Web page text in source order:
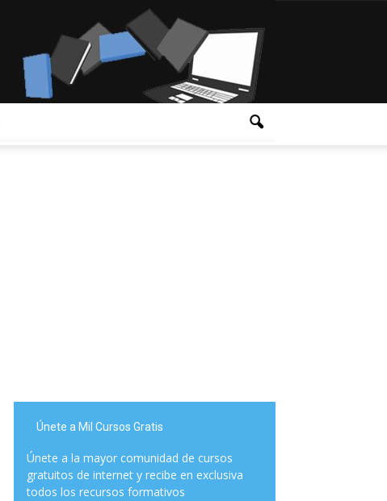
Únete a Mil Cursos Gratis
Únete a la mayor comunidad de cursos
gratuitos de internet y recibe en exclusiva
todos los recursos formativos